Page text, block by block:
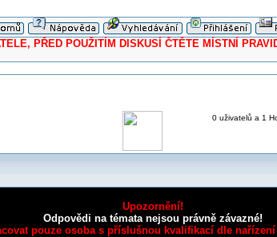
PŘED POUŽITÍM DISKUSÍ ČTĚTE MÍSTNÍ
0 uživatelů a 1
Upozornění!
Odpovědi na témata nejsou právně závazné!
pouze osoba s příslušnou kvalifikací dle nařízení